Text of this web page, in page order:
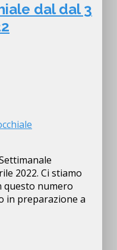
dal dal 3
2022. Ci stiamo
questo numero
in preparazione a